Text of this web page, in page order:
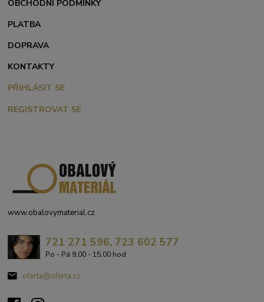
OBCHODNÍ PODMÍNKY
PLATBA
DOPRAVA
KONTAKTY
PŘIHLÁSIT SE
REGISTROVAT SE
www.obalovymaterial.cz
721 271 596, 723 602 577
Po - Pá 9,00 - 15,00 hod
oferta@oferta.cz